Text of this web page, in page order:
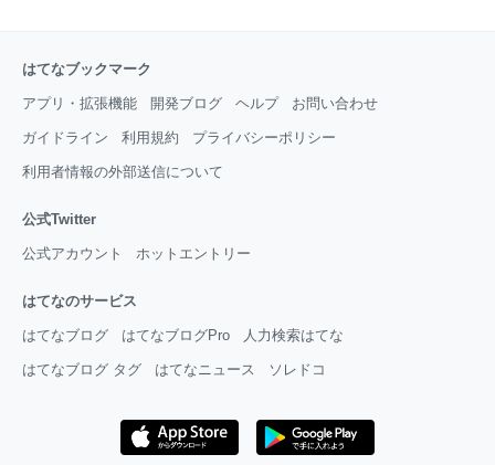
はてなブックマーク
アプリ・拡張機能 開発ブログ ヘルプ お問い合わせ
ガイドライン 利用規約 プライバシーポリシー
利用者情報の外部送信について
公式Twitter
公式アカウント ホットエントリー
はてなのサービス
はてなブログ はてなブログPro 人力検索はてな
はてなブログ タグ はてなニュース ソレドコ